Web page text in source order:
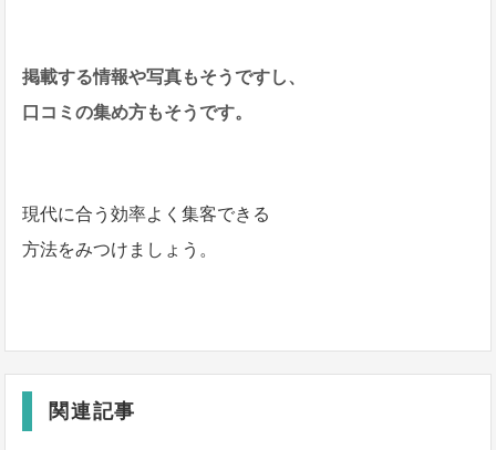
掲載する情報や写真もそうですし、
口コミの集め方もそうです。
現代に合う効率よく集客できる
方法をみつけましょう。
関連記事